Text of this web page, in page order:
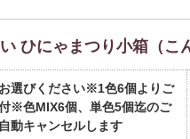
ひにゃまつり小箱（
選びください※1色6個よりご
※色MIX6個、単色5個迄のご
動キャンセルします